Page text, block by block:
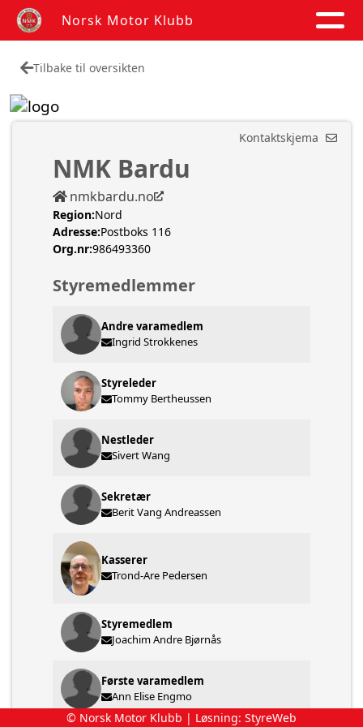
Norsk Motor Klubb
Tilbake til oversikten
Kontaktskjema
NMK Bardu
nmkbardu.no
Region:Nord
Adresse:Postboks 116
Org.nr:986493360
Styremedlemmer
Andre varamedlem
Ingrid Strokkenes
Styreleder
Tommy Bertheussen
Nestleder
Sivert Wang
Sekretær
Berit Vang Andreassen
Kasserer
Trond-Are Pedersen
Styremedlem
Joachim Andre Bjørnås
Første varamedlem
Ann Elise Engmo
© Norsk Motor Klubb | Løsning: StyreWeb